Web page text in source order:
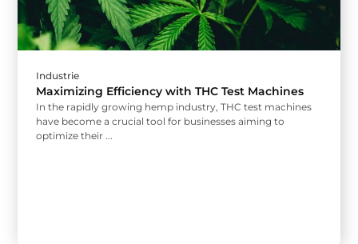
Industrie
Maximizing Efficiency with THC Test Machines
In the rapidly growing hemp industry, THC test machines
have become a crucial tool for businesses aiming to
optimize their ...